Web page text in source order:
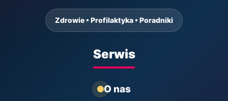
Zdrowie • Profilaktyka • Poradniki
Serwis
O nas